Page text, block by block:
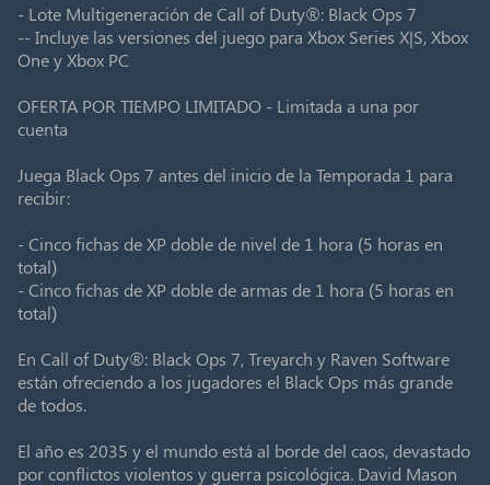
- Lote Multigeneración de Call of Duty®: Black Ops 7
-- Incluye las versiones del juego para Xbox Series X|S, Xbox
One y Xbox PC
OFERTA POR TIEMPO LIMITADO - Limitada a una por
cuenta
Juega Black Ops 7 antes del inicio de la Temporada 1 para
recibir:
- Cinco fichas de XP doble de nivel de 1 hora (5 horas en
total)
- Cinco fichas de XP doble de armas de 1 hora (5 horas en
total)
En Call of Duty®: Black Ops 7, Treyarch y Raven Software
están ofreciendo a los jugadores el Black Ops más grande
de todos.
El año es 2035 y el mundo está al borde del caos, devastado
por conflictos violentos y guerra psicológica. David Mason